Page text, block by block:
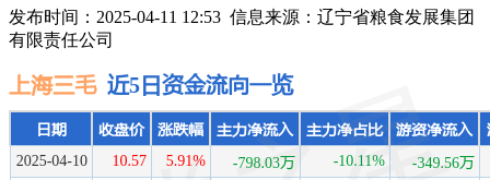
发布时间：2025-04-11 12:53 信息来源：辽宁省粮食发展集团
有限责任公司